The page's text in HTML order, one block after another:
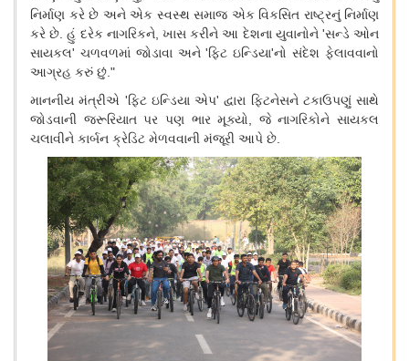
નિર્માણ કરે છે અને એક સ્વસ્થ સમાજ એક વિકસિત રાષ્ટ્રનું નિર્માણ
કરે છે.હું દરેક નાગરિકને, ખાસ કરીને આ દેશના યુવાનોને 'સન્ડે ઓન
સાયકલ' ચળવળમાં જોડાવા અને 'ફિટ ઇન્ડિયા'નો સંદેશ ફેલાવવાનો
આગ્રહ કરું છું."
માનનીય મંત્રીએ 'ફિટ ઇન્ડિયા એપ'દ્વારા ફિટનેસને ટકાઉપણું સાથે
જોડવાની જરૂરિયાત પર પણ ભાર મૂક્યો, જે નાગરિકોને સાયકલ
ચલાવીને કાર્બન ક્રેડિટ મેળવવાની મંજૂરી આપે છે.